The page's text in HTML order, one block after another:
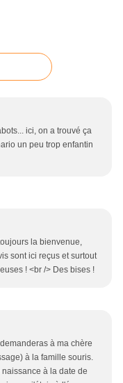
ici, on a trouvé ça
un peu trop enfantin
la bienvenue,
sont ici reçus et surtout
! <br /> Des bises !
à ma chère
à la famille souris.
à la date de